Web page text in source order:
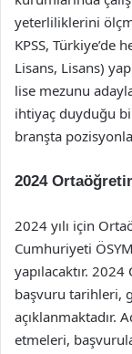
yeterliliklerini
KPSS, Türkiye’de
Lisans, Lisans)
lise mezunu
ihtiyaç duyduğu
branşta
2024
2024 yılı için
Cumhuriyeti
yapılacaktır.
başvuru tarihleri,
açıklanmaktadır.
etmeleri,